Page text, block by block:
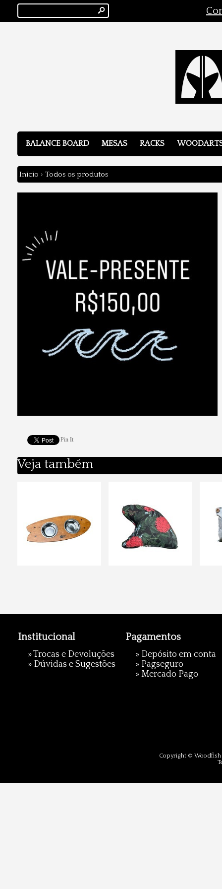
s
BALANCE BOARD MESAS RACKS
Início › Todos os produtos
Pin It
Veja também
Institucional
»Trocas e Devoluções
» Dúvidas e Sugestões
Pagamentos
» Depósito em conta
» Pagseguro
» Mercado Pago
Copyright © Woodfish